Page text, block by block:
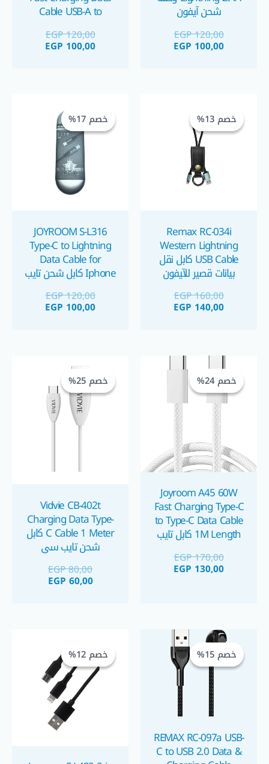
شحن آيفون
EGP120,00
EGP 100,00
Cable USB-A to
كابل شحن ايفون ٢ متر
EGP120,00
EGP 100,00
خصم 13%
خصم 13%
Remax RC-034i
Western Lightning
USB Cable كابل نقل
بيانات قصير للآيفون
EGP160,00
EGP 140,00
خصم 17%
خصم 17%
JOYROOM S-L316
Type-C to Lightning
Data Cable for
Iphone كابل شحن تايب
EGP120,00
EGP 100,00
خصم 24%
خصم 24%
Joyroom A45 60W
Fast Charging Type-C
to Type-C Data Cable
1M Length كابل تايب
EGP170,00
السعر
الأصلي
EGP 130,00
السعر
الحالي
خصم 25%
خصم 25%
Vidvie CB-402t
Charging Data Type-
C Cable 1 Meter كابل
شحن تايب سي
EGP80,00
EGP 80,00.
EGP 60,00
EGP 60,00.
خصم 15%
خصم 15%
REMAX RC-097a USB-
C to USB 2.0 Data &
السعر
الأصلي
هو:
EGP 100,00.
السعر
الحالي
هو:
EGP 85,00.
خصم 12%
خصم 12%
130,00.
115,00.